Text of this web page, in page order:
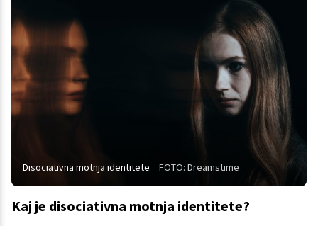
Disociativna motnja identitete FOTO: Dreamstime
Kaj je disociativna motnja identitete?